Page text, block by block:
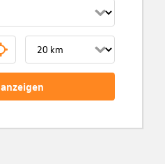
anzeigen